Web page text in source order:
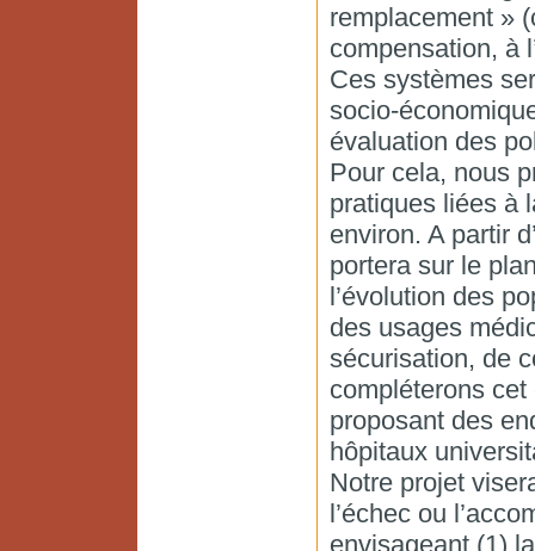
remplacement »
compensation, à
Ces systèmes
socio-
évaluation des
Pour cela, nous
pratiques liées à
environ. A partir
portera sur le
l’évolution des
des usages
sécurisation, de
compléterons
proposant des
hôpitaux
Notre projet
l’échec ou
envisageant (1)